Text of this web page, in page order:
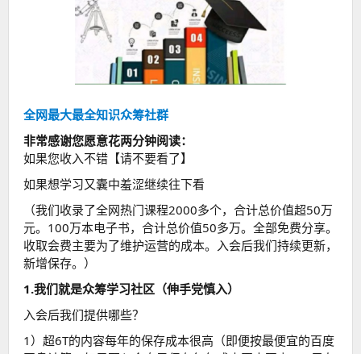
全网最大最全知识众筹社群
非常感谢您愿意花两分钟阅读：
如果您收入不错【请不要看了】
如果想学习又囊中羞涩继续往下看
（我们收录了全网热门课程2000多个，合计总价值超50万
元。100万本电子书，合计总价值50多万。全部免费分享。
收取会费主要为了维护运营的成本。入会后我们持续更新，
新增保存。）
1.我们就是众筹学习社区（伸手党慎入）
入会后我们提供哪些？
1）超6T的内容每年的保存成本很高（即便按最便宜的百度